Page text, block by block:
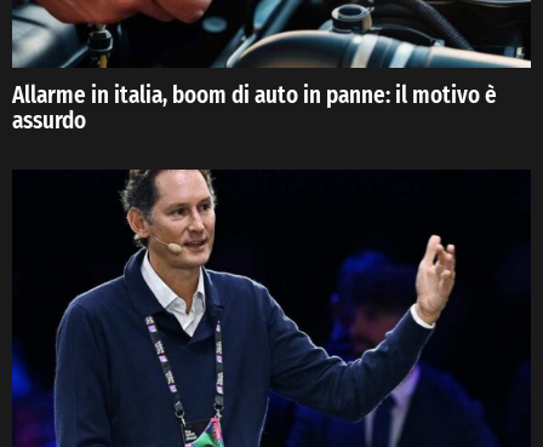
Allarme in italia, boom di auto in panne: il motivo è
assurdo